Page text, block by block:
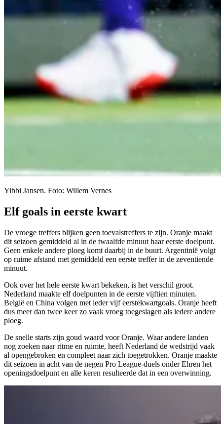
Yibbi Jansen. Foto: Willem Vernes
Elf goals in eerste kwart
De vroege treffers blijken geen toevalstreffers te zijn. Oranje maakt
dit seizoen gemiddeld al in de twaalfde minuut haar eerste doelpunt.
Geen enkele andere ploeg komt daarbij in de buurt. Argentinië volgt
op ruime afstand met gemiddeld een eerste treffer in de zeventiende
minuut.
Ook over het hele eerste kwart bekeken, is het verschil groot.
Nederland maakte elf doelpunten in de eerste vijftien minuten.
België en China volgen met ieder vijf eerstekwartgoals. Oranje heeft
dus meer dan twee keer zo vaak vroeg toegeslagen als iedere andere
ploeg.
De snelle starts zijn goud waard voor Oranje. Waar andere landen
nog zoeken naar ritme en ruimte, heeft Nederland de wedstrijd vaak
al opengebroken en compleet naar zich toegetrokken. Oranje maakte
dit seizoen in acht van de negen Pro League-duels onder Ehren het
openingsdoelpunt en alle keren resulteerde dat in een overwinning.